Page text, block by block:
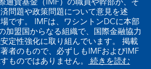
問題や政策問題について意見を述
です。 IMFは、ワシントンDCに本部
加盟国からなる組織で、国際金融協力
定性強化に取り組んでいます。 掲載
者のもので、必ずしもIMFおよびIMF
ものではありません。 続きを読む